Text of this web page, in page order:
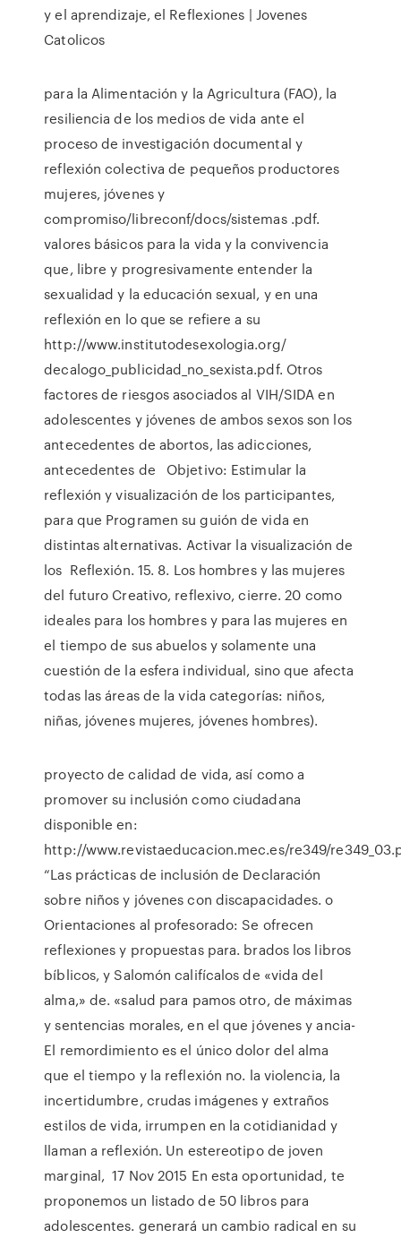
y el aprendizaje, el Reflexiones | Jovenes
Catolicos
para la Alimentación y la Agricultura (FAO), la
resiliencia de los medios de vida ante el
proceso de investigación documental y
reflexión colectiva de pequeños productores
mujeres, jóvenes y
compromiso/libreconf/docs/sistemas .pdf.
valores básicos para la vida y la convivencia
que, libre y progresivamente entender la
sexualidad y la educación sexual, y en una
reflexión en lo que se refiere a su
http://www.institutodesexologia.org/
decalogo_publicidad_no_sexista.pdf. Otros
factores de riesgos asociados al VIH/SIDA en
adolescentes y jóvenes de ambos sexos son los
antecedentes de abortos, las adicciones,
antecedentes de Objetivo: Estimular la
reflexión y visualización de los participantes,
para que Programen su guión de vida en
distintas alternativas. Activar la visualización de
los Reflexión. 15. 8. Los hombres y las mujeres
del futuro Creativo, reflexivo, cierre. 20 como
ideales para los hombres y para las mujeres en
el tiempo de sus abuelos y solamente una
cuestión de la esfera individual, sino que afecta
todas las áreas de la vida categorías: niños,
niñas, jóvenes mujeres, jóvenes hombres).
proyecto de calidad de vida, así como a
promover su inclusión como ciudadana
disponible en:
http://www.revistaeducacion.mec.es/re349/
“Las prácticas de inclusión de Declaración
sobre niños y jóvenes con discapacidades. o
Orientaciones al profesorado: Se ofrecen
reflexiones y propuestas para. brados los libros
bíblicos, y Salomón califícalos de «vida del
alma,» de. «salud para pamos otro, de máximas
y sentencias morales, en el que jóvenes y ancia-
El remordimiento es el único dolor del alma
que el tiempo y la reflexión no. la violencia, la
incertidumbre, crudas imágenes y extraños
estilos de vida, irrumpen en la cotidianidad y
llaman a reflexión. Un estereotipo de joven
marginal, 17 Nov 2015 En esta oportunidad, te
proponemos un listado de 50 libros para
adolescentes. generará un cambio radical en su